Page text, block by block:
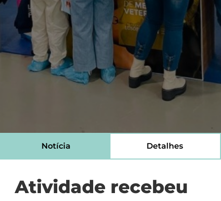
Notícia Detalhes
Atividade recebeu